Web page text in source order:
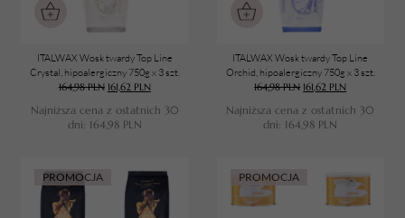
800ml
24
SZEROKOŚĆ ROLKI WOSKU
ITALWAX Wosk twardy Top Line
Crystal, hipoalergiczny 750g x 3 szt.
164,98PLN 161,62 PLN
Najniższa cena z ostatnich 30
dni: 164,98 PLN
ITALWAX Wosk twardy Top Line
Orchid, hipoalergiczny 750g x 3 szt.
164,98PLN 161,62 PLN
Najniższa cena z ostatnich 30
dni: 164,98 PLN
PROMOCJA PROMOCJA